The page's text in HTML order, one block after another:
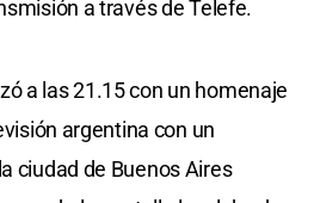
a través de Telefe.
a las 21.15 con un homenaje
argentina con un
ciudad de Buenos Aires